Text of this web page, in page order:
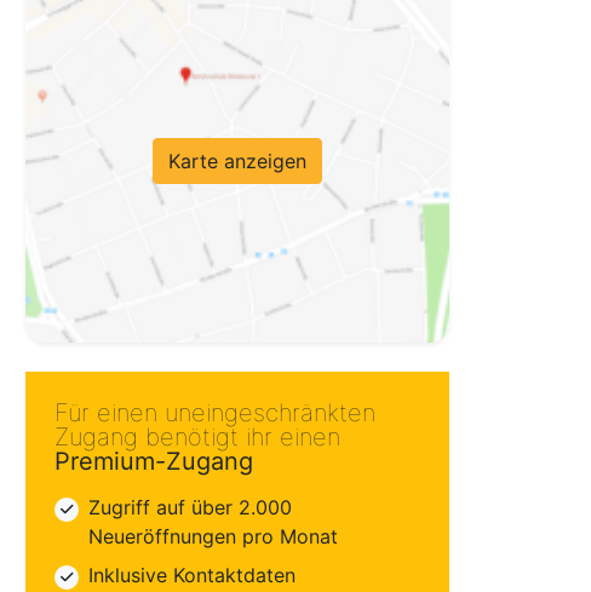
Karte anzeigen
Für einen uneingeschränkten
Zugang benötigt ihr einen
Premium-Zugang
Zugriff auf über 2.000
Neueröffnungen pro Monat
Inklusive Kontaktdaten